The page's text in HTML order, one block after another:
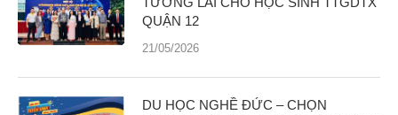
QUẬN 12
21/05/2026
DU HỌC NGHỀ ĐỨC – CHỌN